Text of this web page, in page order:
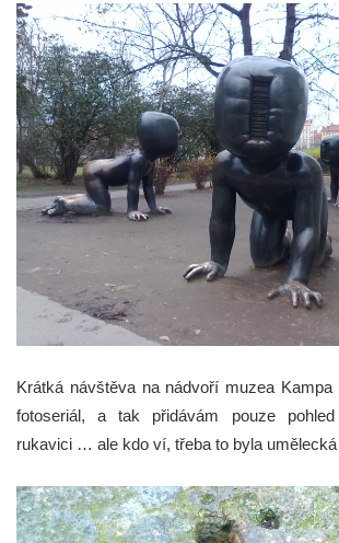
Krátká návštěva na nádvoří muzea
fotoseriál, a tak přidávám pouze
rukavici … ale kdo ví, třeba to byla umělecká